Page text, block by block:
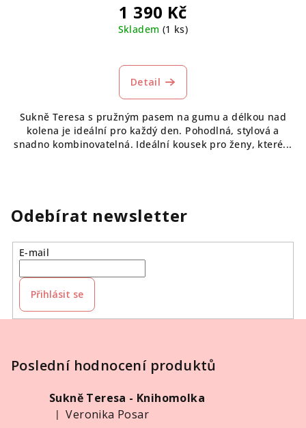
1 390 Kč
Skladem (1 ks)
Detail
Sukně Teresa s pružným pasem na gumu a délkou nad
kolena je ideální pro každý den. Pohodlná, stylová a
snadno kombinovatelná. Ideální kousek pro ženy, které...
Odebírat newsletter
E-mail
Přihlásit se
Poslední hodnocení produktů
Sukně Teresa - Knihomolka
Hodnocení produktu je 5 z 5 hvězdiček.
|
Veronika Posar